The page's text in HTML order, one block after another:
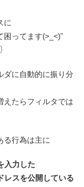
に
困ってます(>_<)"
ダに自動的に振り分
えたらフィルタでは
る行為は主に
入力した
レスを公開している